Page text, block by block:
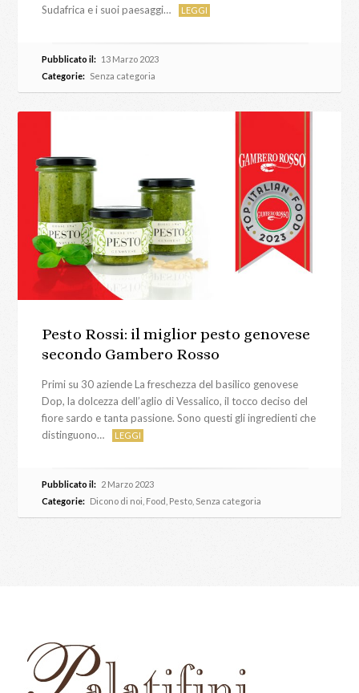
Sudafrica e i suoi paesaggi…
LEGGI
Pubblicato il: 13 Marzo 2023
Categorie: Senza categoria
Pesto Rossi: il miglior pesto genovese
secondo Gambero Rosso
Primi su 30 aziende La freschezza del basilico genovese
Dop, la dolcezza dell’aglio di Vessalico, il tocco deciso del
fiore sardo e tanta passione. Sono questi gli ingredienti che
distinguono…
LEGGI
Pubblicato il: 2 Marzo 2023
Categorie: Dicono di noi Food Pesto Senza categoria